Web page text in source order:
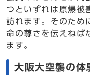
つといずれは原爆被
訪れます。そのため
命の尊さを伝えねば
ます。
大阪大空襲の